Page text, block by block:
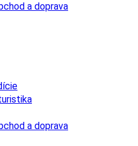
a doprava
a doprava